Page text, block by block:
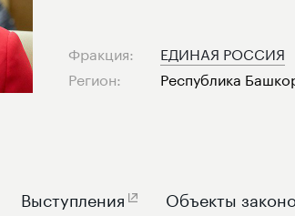
Фракция:
ЕДИНАЯ РОССИЯ
Регион:
Республика
Выступления Объекты